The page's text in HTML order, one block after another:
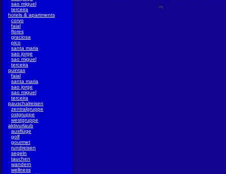
sao miguel
terceira
hotels & apartments
corvo
faial
flores
graciosa
pico
santa maria
sao jorge
sao miguel
terceira
quintas
faial
santa maria
sao jorge
sao miguel
terceira
pauschalreisen
zentralgruppe
ostgruppe
westgruppe
aktivurlaub
ausflüge
golf
gourmet
rundreisen
segeln
tauchen
wandern
wellness